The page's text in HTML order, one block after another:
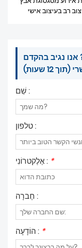
חדשותרב בעיצוב אישי
נגיב בהקדם
12 שעות)
שֵׁם :
טלפון :
אֶלֶקטרוֹנִי : *
חֶברָה :
הוֹדָעָה : *